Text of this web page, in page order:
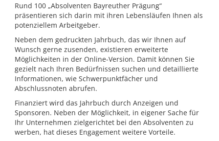
Rund 100 „Absolventen Bayreuther Prägung“
präsentieren sich darin mit ihren Lebensläufen Ihnen als
potenziellem Arbeitgeber.
Neben dem gedruckten Jahrbuch, das wir Ihnen auf
Wunsch gerne zusenden, existieren erweiterte
Möglichkeiten in der Online-Version. Damit können Sie
gezielt nach Ihren Bedürfnissen suchen und detaillierte
Informationen, wie Schwerpunktfächer und
Abschlussnoten abrufen.
Finanziert wird das Jahrbuch durch Anzeigen und
Sponsoren. Neben der Möglichkeit, in eigener Sache für
Ihr Unternehmen zielgerichtet bei den Absolventen zu
werben, hat dieses Engagement weitere Vorteile.